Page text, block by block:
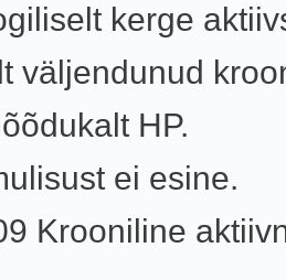
kerge
väljendunud
HP.
ei esine.
Krooniline